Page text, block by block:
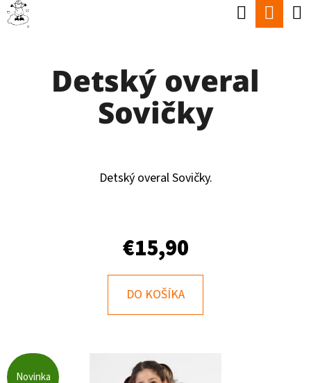
Prejsť
Hľadať
Detský overal
Sovičky
Detský overal Sovičky.
€15,90
DO KOŠÍKA
Novinka
K
O
E